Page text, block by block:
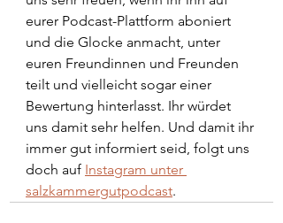
eurer Podcast-Plattform aboniert
und die Glocke anmacht, unter
euren Freundinnen und Freunden
teilt und vielleicht sogar einer
Bewertung hinterlasst. Ihr würdet
uns damit sehr helfen. Und damit ihr
immer gut informiert seid, folgt uns
doch auf Instagram unter
salzkammergutpodcast.